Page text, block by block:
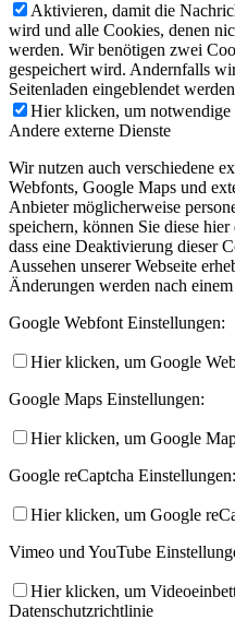
Aktivieren, damit die
wird und alle Cookies, denen
werden. Wir benötigen zwei
gespeichert wird. Andernfalls
Seitenladen eingeblendet
Hier klicken, um
Andere externe Dienste
Wir nutzen auch verschiedene
Webfonts, Google Maps und
Anbieter möglicherweise
speichern, können Sie diese
dass eine Deaktivierung dieser
Aussehen unserer Webseite
Änderungen werden nach
Google Webfont Einstellungen:
Hier klicken, um Google
Google Maps Einstellungen:
Hier klicken, um Google
Google reCaptcha Einstellungen:
Hier klicken, um Google
Vimeo und YouTube
Hier klicken, um
Datenschutzrichtlinie